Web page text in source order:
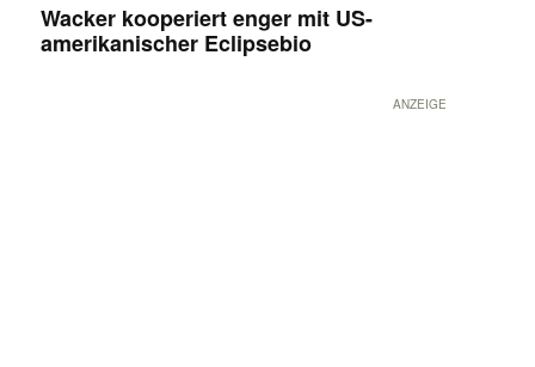
Wacker kooperiert enger mit US-
amerikanischer Eclipsebio
ANZEIGE